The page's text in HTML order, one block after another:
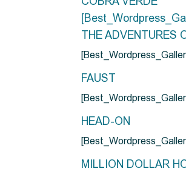
THE ADVENTURES
FAUST
HEAD-ON
MILLION DOLLAR